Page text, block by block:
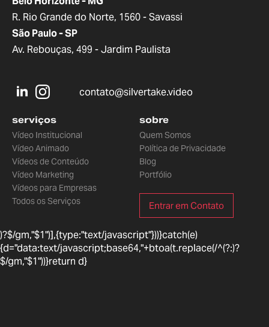
R. Rio Grande do Norte, 1560 - Savassi
São Paulo - SP
Av. Rebouças, 499 - Jardim Paulista
contato@silvertake.video
serviços
Vídeo Institucional
Vídeo Animado
Vídeos de Conteúdo
Vídeo Marketing
Vídeos para Empresas
Todos os Serviços
sobre
Quem Somos
Política de Privacidade
Blog
Portfólio
Entrar em Contato
)?$/gm,"$1")],{type:"text/javascript"}))}catch(e)
{d="data:text/javascript;base64,"+btoa(t.replace(/^(?:)?
$/gm,"$1"))}return d}